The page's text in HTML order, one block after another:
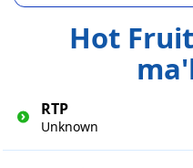
Hot
RTP
Unknown